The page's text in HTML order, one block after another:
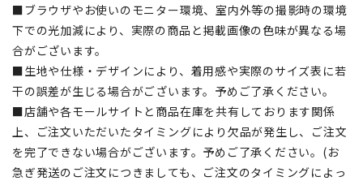
■ブラウザやお使いのモニター環境、室内外等の撮影時の環境
下での光加減により、実際の商品と掲載画像の色味が異なる場
合がございます。
■生地や仕様・デザインにより、着用感や実際のサイズ表に若
干の誤差が生じる場合がございます。予めご了承ください。
■店舗や各モールサイトと商品在庫を共有しております関係
上、ご注文いただいたタイミングにより欠品が発生し、ご注文
を完了できない場合がございます。予めご了承ください。(お
急ぎ発送のご注文につきましても、ご注文のタイミングによっ